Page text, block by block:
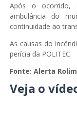
Após o ocorrido,
ambulância do
continuidade ao
As causas do
perícia da POLITEC.
Fonte: Alerta Rolim
Veja o